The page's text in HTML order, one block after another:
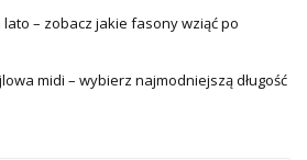
– zobacz jakie fasony wziąć po
midi – wybierz najmodniejszą długość